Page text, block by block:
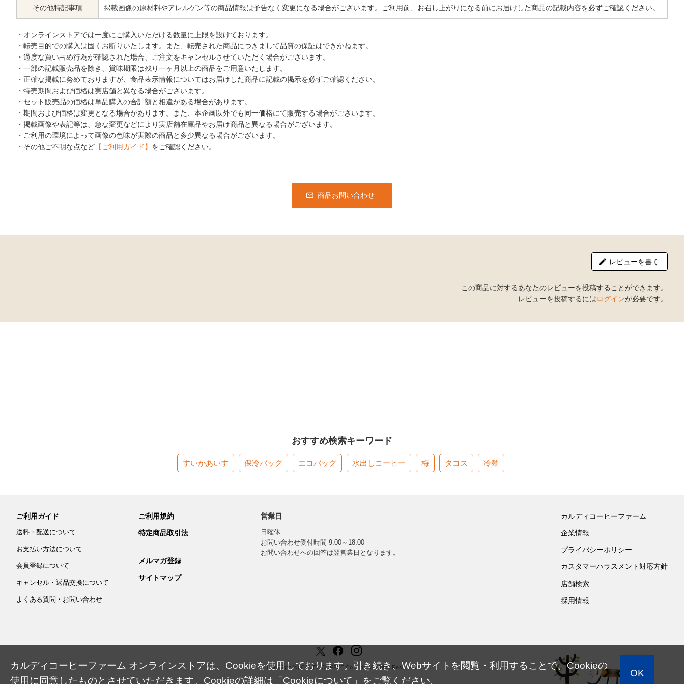
その他特記事項 掲載画像の原材料やアレルゲン等の商品情報は予告なく変更になる場合がございます。ご利用前、お召し上がりになる前にお届けした商品の記載内容を必ずご確認ください。
・オンラインストアでは一度にご購入いただける数量に上限を設けております。
・転売目的での購入は固くお断りいたします。また、転売された商品につきまして品質の保証はできかねます。
・過度な買い占め行為が確認された場合、ご注文をキャンセルさせていただく場合がございます。
・一部の記載販売品を除き、賞味期限は残り一ヶ月以上の商品をご用意いたします。
・正確な掲載に努めておりますが、食品表示情報についてはお届けした商品に記載の掲示を必ずご確認ください。
・特売期間および価格は実店舗と異なる場合がございます。
・セット販売品の価格は単品購入の合計額と相違がある場合があります。
・期間および価格は変更となる場合があります。また、本企画以外でも同一価格にて販売する場合がございます。
・掲載画像や表記等は、急な変更などにより実店舗在庫品やお届け商品と異なる場合がございます。
・ご利用の環境によって画像の色味が実際の商品と多少異なる場合がございます。
・その他ご不明な点など 【ご利用ガイド】 をご確認ください。
商品お問い合わせ
レビューを書く
この商品に対するあなたのレビューを投稿することができます。
レビューを投稿するにはログインが必要です。
おすすめ検索キーワード
すいかあいす 保冷バッグ エコバッグ 水出しコーヒー 梅 タコス 冷麺
ご利用ガイド
送料・配送について
お支払い方法について
会員登録について
キャンセル・返品交換について
よくある質問・お問い合わせ
ご利用規約
特定商品取引法
メルマガ登録
サイトマップ
営業日
日曜休
お問い合わせ受付時間 9:00～18:00
お問い合わせへの回答は翌営業日となります。
カルディコーヒーファーム
企業情報
プライバシーポリシー
カスタマーハラスメント対応方針
店舗検索
採用情報
Copyright (c) CAMEL COFFEE Co., Ltd. All Rights Reserved.
カルディコーヒーファーム オンラインストアは、Cookieを使用しております。引き続き、Webサイトを閲覧・利用することで、Cookieの
使用に同意したものとさせていただきます。Cookieの詳細は「 Cookieについて 」をご覧ください。
OK